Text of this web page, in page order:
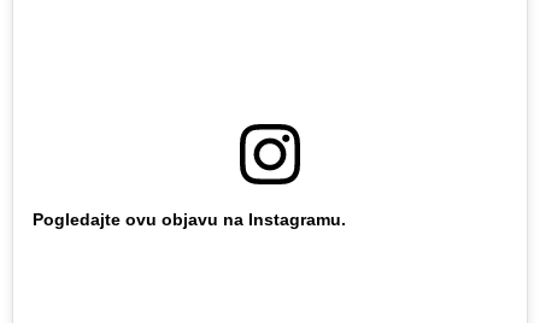
Pogledajte ovu objavu na Instagramu.